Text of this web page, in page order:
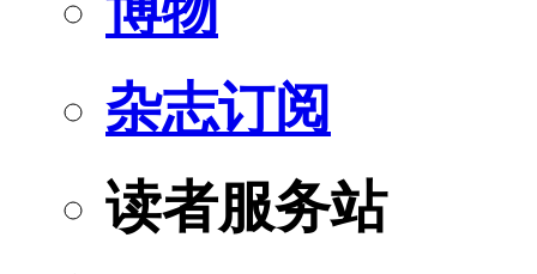
杂志订阅
读者服务站